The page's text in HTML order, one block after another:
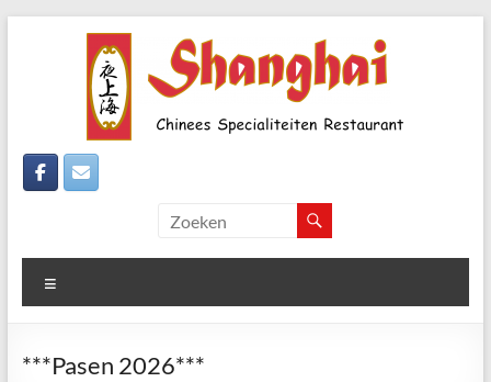
Shanghai-
Haag
Wateringseveld
"Chinezen"
***Pasen 2026***